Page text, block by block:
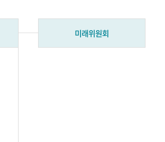
미래위원회